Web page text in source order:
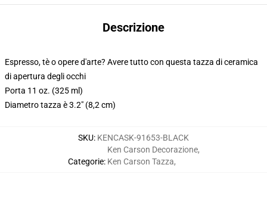
Descrizione
Espresso, tè o opere d'arte? Avere tutto con questa tazza di ceramica
di apertura degli occhi
Porta 11 oz. (325 ml)
Diametro tazza è 3.2" (8,2 cm)
SKU: KENCASK-91653-BLACK
Categorie:
Ken Carson Decorazione,
Ken Carson Tazza,